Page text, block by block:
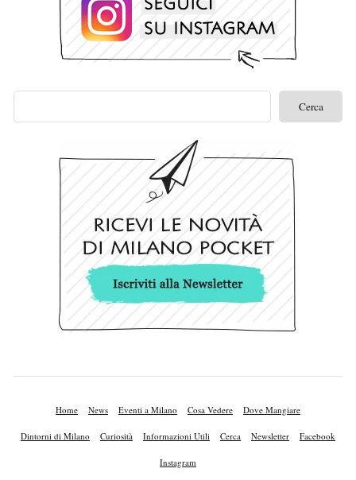
Home News Eventi a Milano Cosa Vedere Dove Mangiare
Dintorni di Milano Curiosità Informazioni Utili Cerca Newsletter Facebook
Instagram